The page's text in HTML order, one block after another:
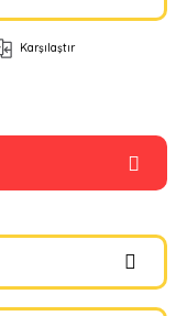
Karşılaştır